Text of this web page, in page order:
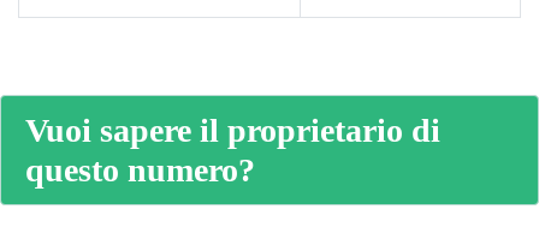
Vuoi sapere il proprietario di
questo numero?